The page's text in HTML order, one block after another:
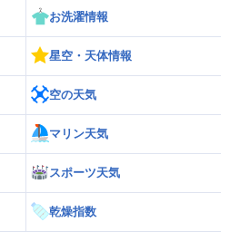
お洗濯情報
星空・天体情報
空の天気
マリン天気
スポーツ天気
乾燥指数